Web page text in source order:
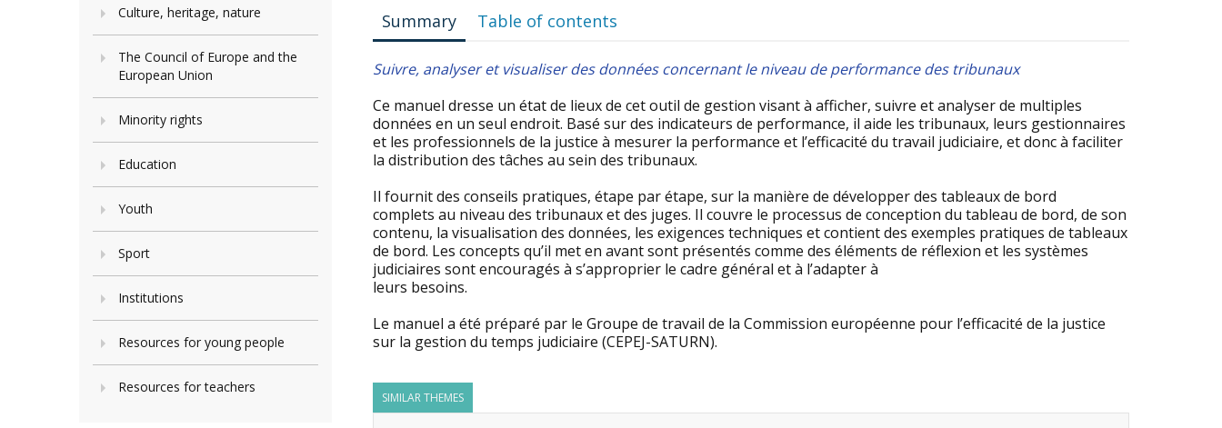
Culture, heritage, nature
The Council of Europe and the
European Union
Minority rights
Education
Youth
Sport
Institutions
Resources for young people
Resources for teachers
Summary Table of contents
Suivre, analyser et visualiser des données concernant le niveau de performance des tribunaux
Ce manuel dresse un état de lieux de cet outil de gestion visant à afficher, suivre et analyser de multiples
données en un seul endroit. Basé sur des indicateurs de performance, il aide les tribunaux, leurs gestionnaires
et les professionnels de la justice à mesurer la performance et l’efficacité du travail judiciaire, et donc à faciliter
la distribution des tâches au sein des tribunaux.
Il fournit des conseils pratiques, étape par étape, sur la manière de développer des tableaux de bord
complets au niveau des tribunaux et des juges. Il couvre le processus de conception du tableau de bord, de son
contenu, la visualisation des données, les exigences techniques et contient des exemples pratiques de tableaux
de bord. Les concepts qu’il met en avant sont présentés comme des éléments de réflexion et les systèmes
judiciaires sont encouragés à s’approprier le cadre général et à l’adapter à
leurs besoins.
Le manuel a été préparé par le Groupe de travail de la Commission européenne pour l’efficacité de la justice
sur la gestion du temps judiciaire (CEPEJ-SATURN).
SIMILAR THEMES